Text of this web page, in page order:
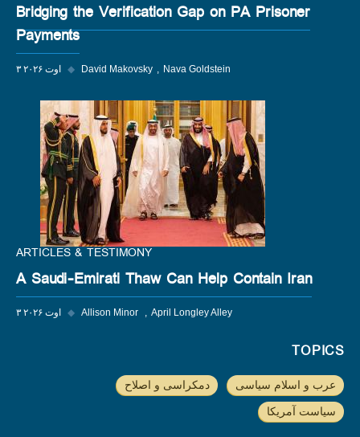
Bridging the Verification Gap on PA Prisoner
Payments
۳ اوت ۲۰۲۶ ◆ David Makovsky Nava Goldstein
ARTICLES & TESTIMONY
A Saudi-Emirati Thaw Can Help Contain Iran
۳ اوت ۲۰۲۶ ◆ Allison Minor April Longley Alley
TOPICS
عرب و اسلام سیاسی دمکراسی و اصلاح
سیاست آمریکا